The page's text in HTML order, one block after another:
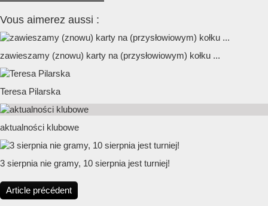
Vous aimerez aussi :
zawieszamy (znowu) karty na (przysłowiowym) kołku ...
Teresa Pilarska
aktualności klubowe
3 sierpnia nie gramy, 10 sierpnia jest turniej!
Article précédent